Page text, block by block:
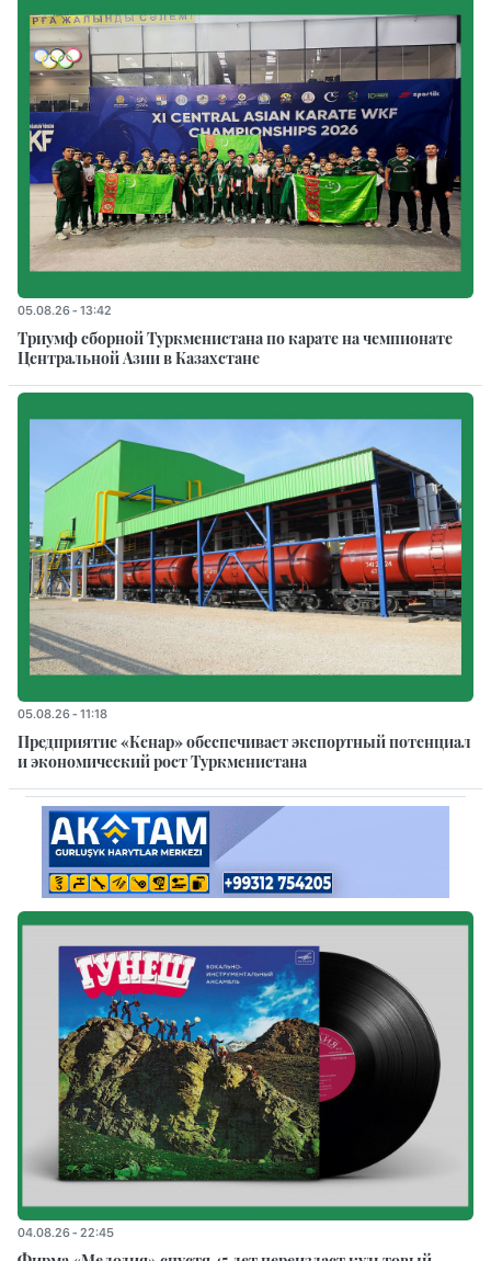
05.08.26 - 13:42
Триумф сборной Туркменистана по карате на чемпионате
Центральной Азии в Казахстане
05.08.26 - 11:18
Предприятие «Кенар» обеспечивает экспортный потенциал
и экономический рост Туркменистана
04.08.26 - 22:45